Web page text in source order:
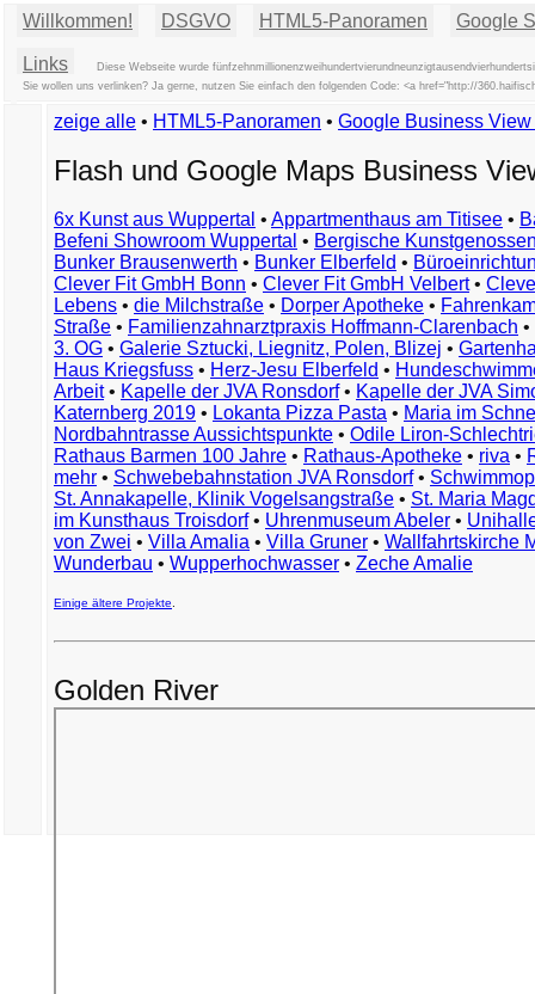
Willkommen! DSGVO HTML5-Panoramen Google
Links
Diese Webseite wurde
Sie wollen uns verlinken? Ja gerne, nutzen Sie einfach den folgenden Code: <a href="http://
zeige alle • HTML5-Panoramen • Google Business
Flash und Google Maps Business
6x Kunst aus Wuppertal • Appartmenthaus am Titisee •
Befeni Showroom Wuppertal • Bergische
Bunker Brausenwerth • Bunker Elberfeld •
Clever Fit GmbH Bonn • Clever Fit GmbH Velbert•
Lebens • die Milchstraße • Dorper Apotheke •
Straße • Familienzahnarztpraxis Hoffmann-Clarenbach •
3. OG • Galerie Sztucki, Liegnitz, Polen, Blizej •
Haus Kriegsfuss • Herz-Jesu Elberfeld •
Arbeit• Kapelle der JVA Ronsdorf• Kapelle der JVA
Katernberg 2019 • Lokanta Pizza Pasta • Maria im
Nordbahntrasse Aussichtspunkte • Odile Liron-
Rathaus Barmen 100 Jahre • Rathaus-Apotheke • riva •
mehr • Schwebebahnstation JVA Ronsdorf•
St. Annakapelle, Klinik Vogelsangstraße • St. Maria
im Kunsthaus Troisdorf• Uhrenmuseum Abeler •
von Zwei • Villa Amalia • Villa Gruner • Wallfahrtskirche
Wunderbau • Wupperhochwasser • Zeche Amalie
Einige ältere Projekte
Golden River